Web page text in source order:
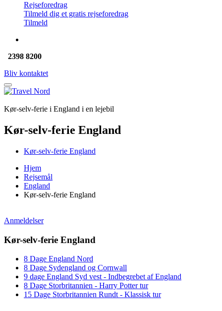
Rejseforedrag
Tilmeld dig et gratis rejseforedrag
Tilmeld
2398 8200
Bliv kontaktet
Kør-selv-ferie i England i en lejebil
Kør-selv-ferie England
Kør-selv-ferie England
Hjem
Rejsemål
England
Kør-selv-ferie England
Anmeldelser
Kør-selv-ferie England
8 Dage England Nord
8 Dage Sydengland og Cornwall
9 dage England Syd vest - Indbegrebet af England
8 Dage Storbritannien - Harry Potter tur
15 Dage Storbritannien Rundt - Klassisk tur